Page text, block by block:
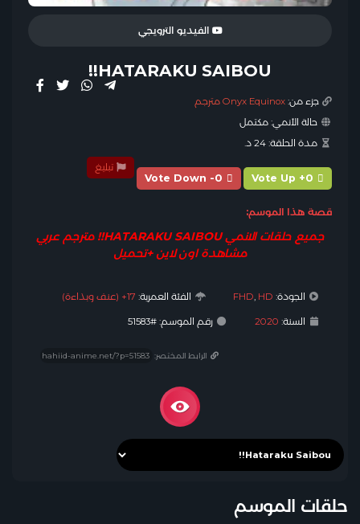
الفيديو الترويجي
HATARAKU SAIBOU!!
جزء من: Onyx Equinox مترجم
حالة الأنمي:مكتمل
مدة الحلقة:24 د.
Vote Up +0
Vote Down -0
تبليغ
قصة هذا الموسم:
جميع حلقات الانمي HATARAKU SAIBOU!! مترجم عربي
مشاهدة اون لاين +تحميل
الجودة: FHD, HD الفئة العمرية: 17+ (عنف وبذاءة)
السنة: 2020 رقم الموسم: #51583
الرابط المختصر:
حلقات الموسم